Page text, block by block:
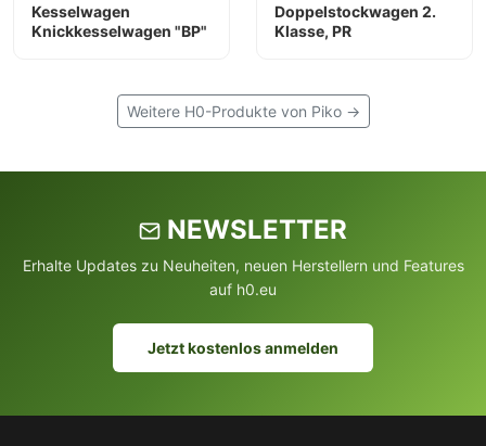
Kesselwagen
Knickkesselwagen "BP"
Doppelstockwagen 2.
Klasse, PR
Weitere H0-Produkte von Piko →
NEWSLETTER
Erhalte Updates zu Neuheiten, neuen Herstellern und Features
auf h0.eu
Jetzt kostenlos anmelden